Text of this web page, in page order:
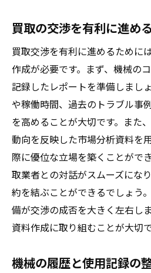
買取の交渉を有利に進め
買取交渉を有利に進めるために
作成が必要です。まず、機械の
記録したレポートを準備しまし
や稼働時間、過去のトラブル事
を高めることが大切です。また
動向を反映した市場分析資料を
際に優位な立場を築くことがで
取業者との対話がスムーズにな
約を結ぶことができるでしょう
備が交渉の成否を大きく左右し
資料作成に取り組むことが大切で
機械の履歴と使用記録の